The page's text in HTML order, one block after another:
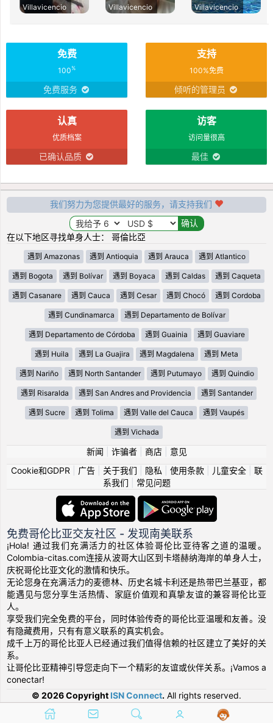
Villavicencio
Villavicencio
Villavicencio
免费
100%
免费服务
支持
100%免费
倾听的管理员
认真
优质档案
已确认品质
访客
访问量很高
最佳
我们努力为您提供最好的服务，请支持我们
在以下地区寻找单身人士： 哥倫比亞
遇到 Amazonas 遇到 Antioquia 遇到 Arauca 遇到 Atlantico
遇到 Bogota 遇到 Bolívar 遇到 Boyaca 遇到 Caldas 遇到 Caqueta
遇到 Casanare 遇到 Cauca 遇到 Cesar 遇到 Chocó 遇到 Cordoba
遇到 Cundinamarca 遇到 Departamento de Bolívar
遇到 Departamento de Córdoba 遇到 Guainia 遇到 Guaviare
遇到 Huila 遇到 La Guajira 遇到 Magdalena 遇到 Meta
遇到 Nariño 遇到 North Santander 遇到 Putumayo 遇到 Quindio
遇到 Risaralda 遇到 San Andres and Providencia 遇到 Santander
遇到 Sucre 遇到 Tolima 遇到 Valle del Cauca 遇到 Vaupés
遇到 Vichada
新闻 诈骗者| 商店| 意见
Cookie和GDPR
广告| 关于我们 隐私 使用条款| 儿童安全| 联
系我们
常见问题
免费哥伦比亚交友社区 - 发现南美联系
¡Hola! 通过我们充满活力的社区体验哥伦比亚待客之道的温暖。
Colombia-citas.com连接从波哥大山区到卡塔赫纳海岸的单身人士，
庆祝哥伦比亚文化的激情和快乐。
无论您身在充满活力的麦德林、历史名城卡利还是热带巴兰基亚，都
能遇见与您分享生活热情、家庭价值观和真挚友谊的兼容哥伦比亚
人。
享受我们完全免费的平台，同时体验传奇的哥伦比亚温暖和友善。没
有隐藏费用，只有有意义联系的真实机会。
成千上万的哥伦比亚人已经通过我们值得信赖的社区建立了美好的关
系。
让哥伦比亚精神引导您走向下一个精彩的友谊或伙伴关系。¡Vamos a
conectar!
© 2026 Copyright ISN Connect. All rights reserved.